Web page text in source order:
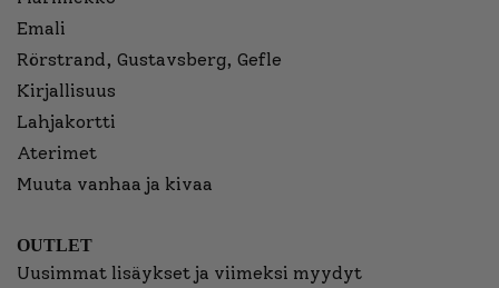
Emali
Rörstrand, Gustavsberg, Gefle
Kirjallisuus
Lahjakortti
Aterimet
Muuta vanhaa ja kivaa
OUTLET
Uusimmat lisäykset ja viimeksi myydyt